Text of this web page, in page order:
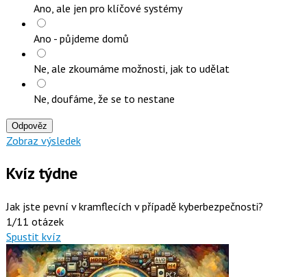
Ano, ale jen pro klíčové systémy
Ano - půjdeme domů
Ne, ale zkoumáme možnosti, jak to udělat
Ne, doufáme, že se to nestane
Odpověz
Zobraz výsledek
Kvíz týdne
Jak jste pevní v kramflecích v případě kyberbezpečnosti?
1/11 otázek
Spustit kvíz